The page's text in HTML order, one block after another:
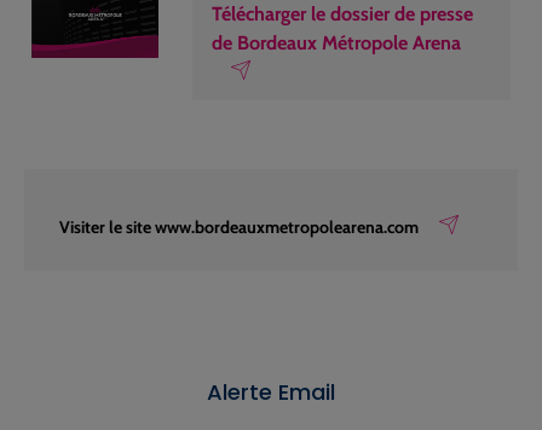
Télécharger le dossier de presse
de Bordeaux Métropole Arena
Visiter le site www.bordeauxmetropolearena.com
Alerte Email